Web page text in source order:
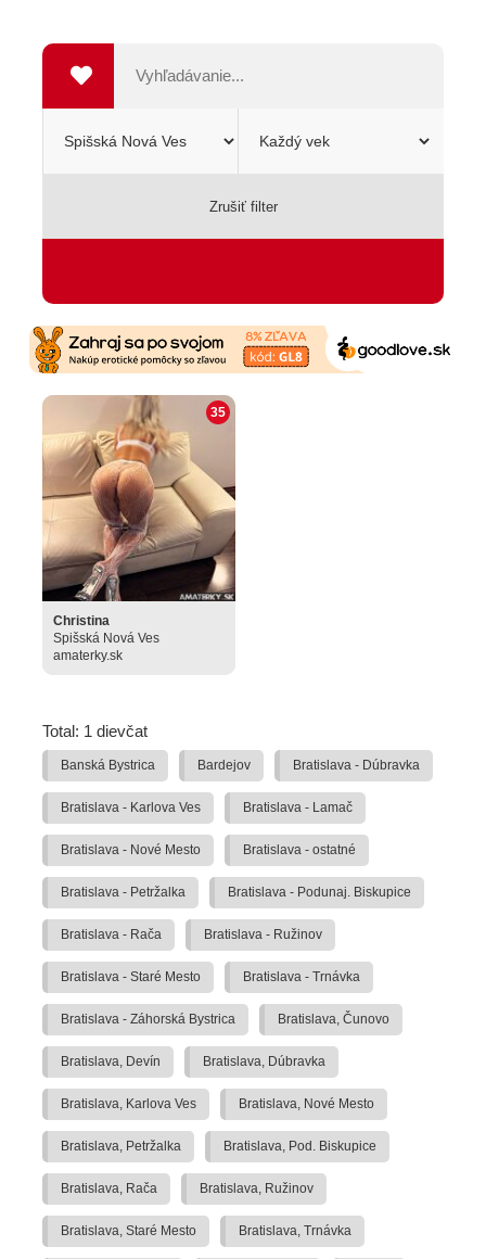
Zrušiť filter
Christina
35
Spišská Nová Ves
amaterky.sk
Total: 1 dievčat
Banská Bystrica Bardejov Bratislava - Dúbravka
Bratislava - Karlova Ves Bratislava - Lamač
Bratislava - Nové Mesto Bratislava - ostatné
Bratislava - Petržalka Bratislava - Podunaj. Biskupice
Bratislava - Rača Bratislava - Ružinov
Bratislava - Staré Mesto Bratislava - Trnávka
Bratislava - Záhorská Bystrica Bratislava, Čunovo
Bratislava, Devín Bratislava, Dúbravka
Bratislava, Karlova Ves Bratislava, Nové Mesto
Bratislava, Petržalka Bratislava, Pod. Biskupice
Bratislava, Rača Bratislava, Ružinov
Bratislava, Staré Mesto Bratislava, Trnávka